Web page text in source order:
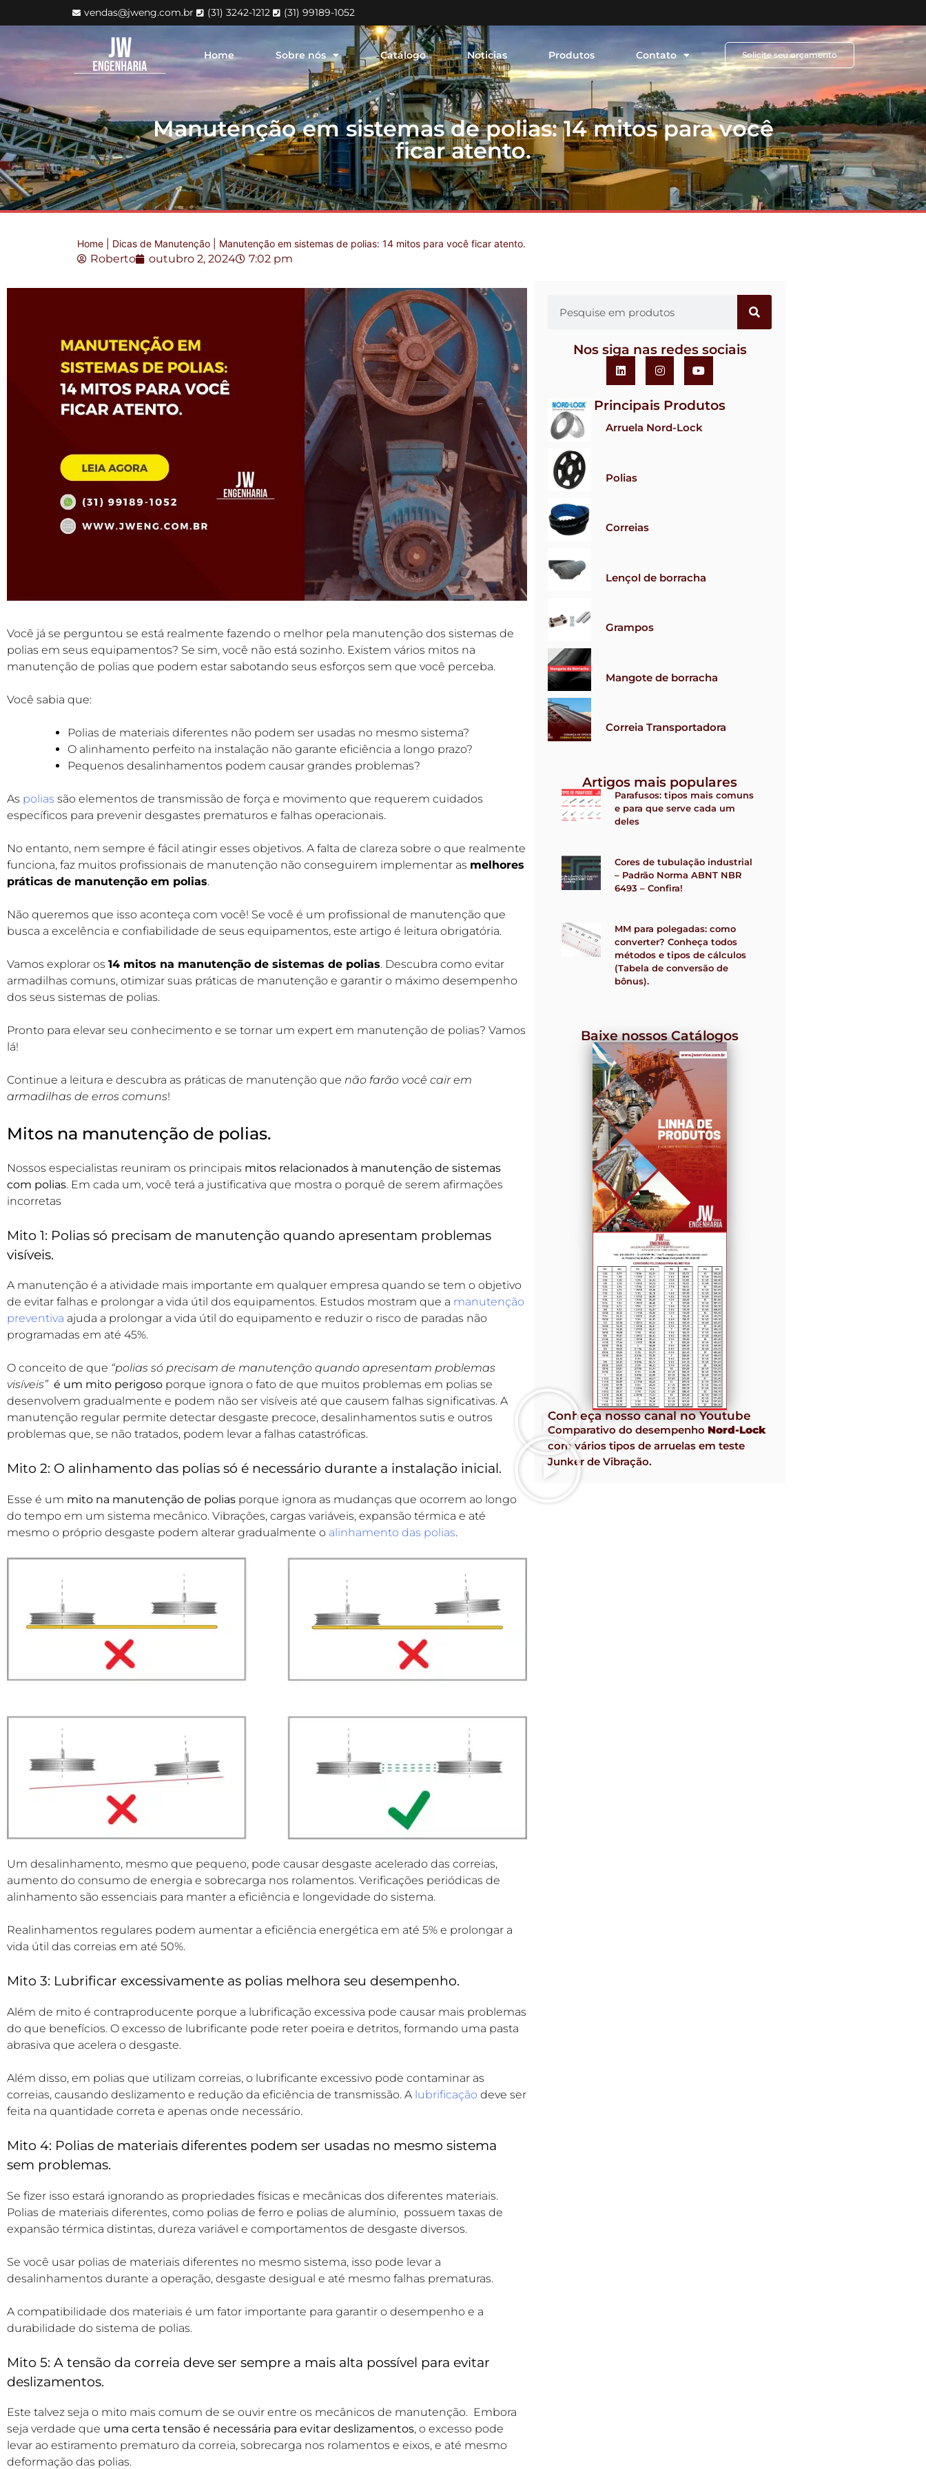
vendas@jweng.com.br (31) 3242-1212 (31) 99189-1052
Home Sobre nós Catálogo Noticias Produtos Contato Solicite seu orçamento
Manutenção em sistemas de polias: 14 mitos para você
ficar atento.
Home Dicas de Manutenção Manutenção em sistemas de polias: 14 mitos para você ficar atento.
Roberto outubro 2, 2024 7:02 pm
Você já se perguntou se está realmente fazendo o melhor pela manutenção dos sistemas de
polias em seus equipamentos? Se sim, você não está sozinho. Existem vários mitos na
manutenção de polias que podem estar sabotando seus esforços sem que você perceba.
Você sabia que:
Polias de materiais diferentes não podem ser usadas no mesmo sistema?
O alinhamento perfeito na instalação não garante eficiência a longo prazo?
Pequenos desalinhamentos podem causar grandes problemas?
As polias são elementos de transmissão de força e movimento que requerem cuidados
específicos para prevenir desgastes prematuros e falhas operacionais.
No entanto, nem sempre é fácil atingir esses objetivos. A falta de clareza sobre o que realmente
funciona, faz muitos profissionais de manutenção não conseguirem implementar as melhores
práticas de manutenção em polias.
Não queremos que isso aconteça com você! Se você é um profissional de manutenção que
busca a excelência e confiabilidade de seus equipamentos, este artigo é leitura obrigatória.
Vamos explorar os 14 mitos na manutenção de sistemas de polias. Descubra como evitar
armadilhas comuns, otimizar suas práticas de manutenção e garantir o máximo desempenho
dos seus sistemas de polias.
Pronto para elevar seu conhecimento e se tornar um expert em manutenção de polias? Vamos
lá!
Continue a leitura e descubra as práticas de manutenção que não farão você cair em
armadilhas de erros comuns!
Mitos na manutenção de polias.
Nossos especialistas reuniram os principais mitos relacionados à manutenção de sistemas
com polias. Em cada um, você terá a justificativa que mostra o porquê de serem afirmações
incorretas
Mito 1: Polias só precisam de manutenção quando apresentam problemas
visíveis.
A manutenção é a atividade mais importante em qualquer empresa quando se tem o objetivo
de evitar falhas e prolongar a vida útil dos equipamentos. Estudos mostram que a manutenção
preventiva ajuda a prolongar a vida útil do equipamento e reduzir o risco de paradas não
programadas em até 45%.
O conceito de que “polias só precisam de manutenção quando apresentam problemas
visíveis” é um mito perigoso porque ignora o fato de que muitos problemas em polias se
desenvolvem gradualmente e podem não ser visíveis até que causem falhas significativas. A
manutenção regular permite detectar desgaste precoce, desalinhamentos sutis e outros
problemas que, se não tratados, podem levar a falhas catastróficas.
Mito 2: O alinhamento das polias só é necessário durante a instalação inicial.
Esse é um mito na manutenção de polias porque ignora as mudanças que ocorrem ao longo
do tempo em um sistema mecânico. Vibrações, cargas variáveis, expansão térmica e até
mesmo o próprio desgaste podem alterar gradualmente o alinhamento das polias.
Um desalinhamento, mesmo que pequeno, pode causar desgaste acelerado das correias,
aumento do consumo de energia e sobrecarga nos rolamentos. Verificações periódicas de
alinhamento são essenciais para manter a eficiência e longevidade do sistema.
Realinhamentos regulares podem aumentar a eficiência energética em até 5% e prolongar a
vida útil das correias em até 50%.
Mito 3: Lubrificar excessivamente as polias melhora seu desempenho.
Além de mito é contraproducente porque a lubrificação excessiva pode causar mais problemas
do que benefícios. O excesso de lubrificante pode reter poeira e detritos, formando uma pasta
abrasiva que acelera o desgaste.
Além disso, em polias que utilizam correias, o lubrificante excessivo pode contaminar as
correias, causando deslizamento e redução da eficiência de transmissão. A lubrificação deve ser
feita na quantidade correta e apenas onde necessário.
Mito 4: Polias de materiais diferentes podem ser usadas no mesmo sistema
sem problemas.
Se fizer isso estará ignorando as propriedades físicas e mecânicas dos diferentes materiais.
Polias de materiais diferentes, como polias de ferro e polias de alumínio, possuem taxas de
expansão térmica distintas, dureza variável e comportamentos de desgaste diversos.
Se você usar polias de materiais diferentes no mesmo sistema, isso pode levar a
desalinhamentos durante a operação, desgaste desigual e até mesmo falhas prematuras.
A compatibilidade dos materiais é um fator importante para garantir o desempenho e a
durabilidade do sistema de polias.
Mito 5: A tensão da correia deve ser sempre a mais alta possível para evitar
deslizamentos.
Este talvez seja o mito mais comum de se ouvir entre os mecânicos de manutenção. Embora
seja verdade que uma certa tensão é necessária para evitar deslizamentos, o excesso pode
levar ao estiramento prematuro da correia, sobrecarga nos rolamentos e eixos, e até mesmo
deformação das polias.
Nos siga nas redes sociais
Principais Produtos
Arruela Nord-Lock
Polias
Correias
Lençol de borracha
Grampos
Mangote de borracha
Correia Transportadora
Artigos mais populares
Parafusos: tipos mais comuns
e para que serve cada um
deles
Cores de tubulação industrial
– Padrão Norma ABNT NBR
6493 – Confira!
MM para polegadas: como
converter? Conheça todos
métodos e tipos de cálculos
(Tabela de conversão de
bônus).
Baixe nossos Catálogos
Conheça nosso canal no Youtube
Comparativo do desempenhoNord-Lock
com vários tipos de arruelas em teste
Junker de Vibração.